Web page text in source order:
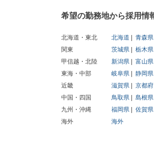
希望の勤務地から採用情
北海道・東北 北海道 青森県
関東
茨城県 栃木県
甲信越・北陸
新潟県 富山県
東海・中部
岐阜県 静岡県
近畿
滋賀県 京都府
中国・四国
鳥取県 島根県
九州・沖縄
福岡県 佐賀県
海外
海外